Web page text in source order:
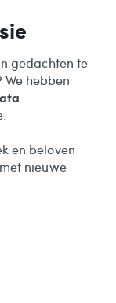
gedachten te
hebben
en beloven
nieuwe